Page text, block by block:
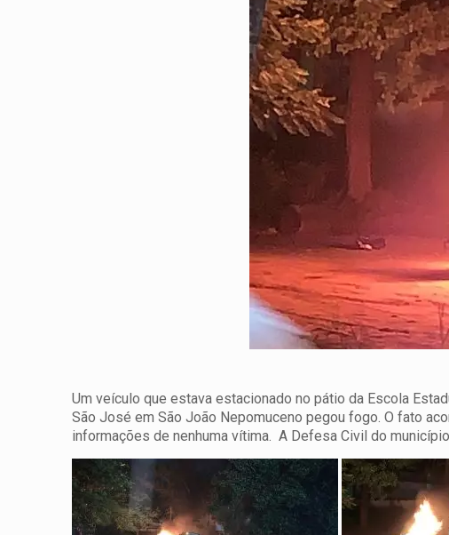
Um veículo que estava estacionado no pátio da Escola
São José em São João Nepomuceno pegou fogo.O fato
informações de nenhuma vítima. A Defesa Civil do